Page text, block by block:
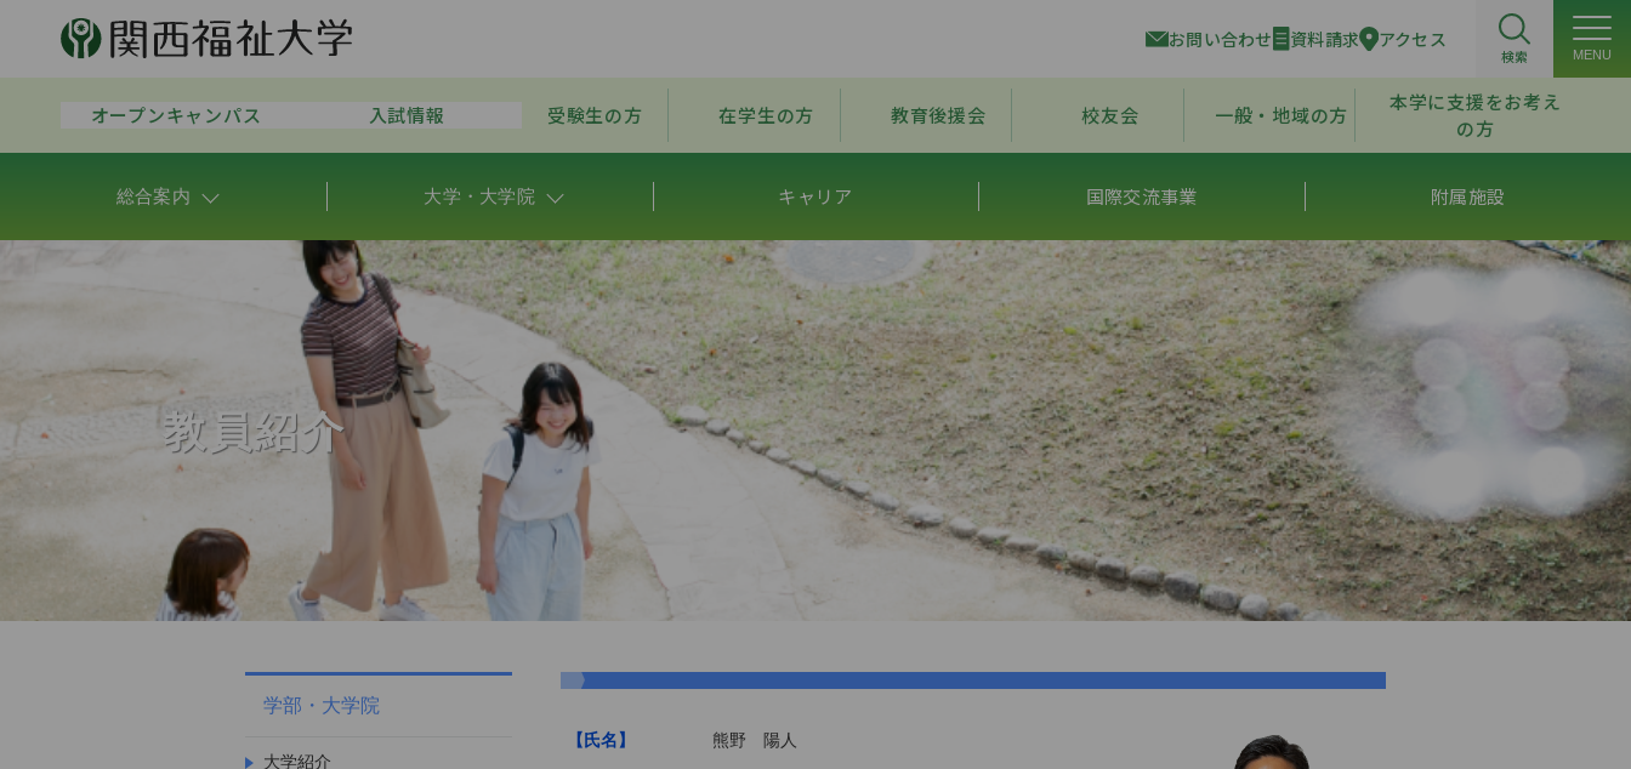
お問い合わせ 資料請求 アクセス
検索 MENU
オープンキャンパス 入試情報 受験生の方 在学生の方 教育後援会 校友会 一般・地域の方
本学に支援をお考え
の方
総合案内 大学・大学院 キャリア 国際交流事業 附属施設
教員紹介
【氏名】 熊野 陽人
学部・大学院
大学紹介